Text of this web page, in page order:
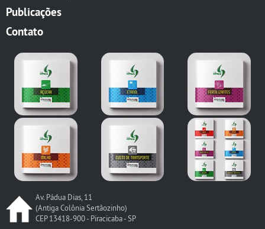
Publicações
Contato
Av. Pádua Dias, 11
(Antiga Colônia Sertãozinho)
CEP 13418-900 - Piracicaba - SP